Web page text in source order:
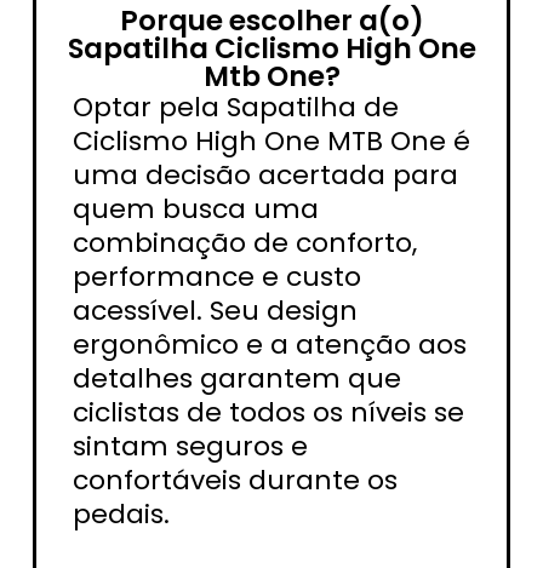
Porque escolher a(o)
Sapatilha Ciclismo High One
Mtb One?
Optar pela Sapatilha de
Ciclismo High One MTB One é
uma decisão acertada para
quem busca uma
combinação de conforto,
performance e custo
acessível. Seu design
ergonômico e a atenção aos
detalhes garantem que
ciclistas de todos os níveis se
sintam seguros e
confortáveis durante os
pedais.